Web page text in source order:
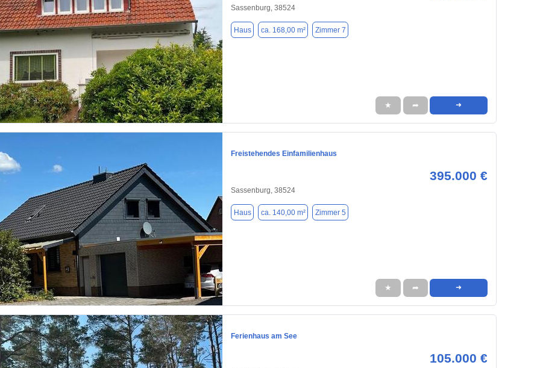
1 / 19
Sassenburg, 38524
Haus ca. 168,00 m² Zimmer 7
★ ➦ ➜
1 / 16
Freistehendes Einfamilienhaus
395.000 €
Sassenburg, 38524
Haus ca. 140,00 m² Zimmer 5
★ ➦ ➜
Ferienhaus am See
105.000 €